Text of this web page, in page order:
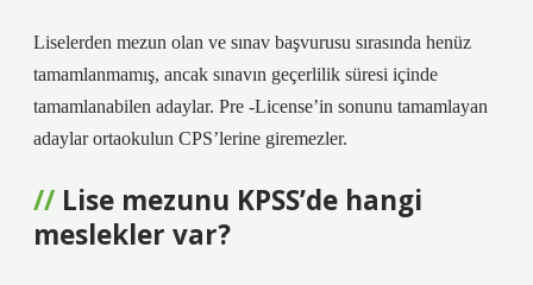
Liselerden mezun olan ve sınav başvurusu sırasında henüz
tamamlanmamış, ancak sınavın geçerlilik süresi içinde
tamamlanabilen adaylar. Pre -License’in sonunu tamamlayan
adaylar ortaokulun CPS’lerine giremezler.
Lise mezunu KPSS’de hangi
meslekler var?